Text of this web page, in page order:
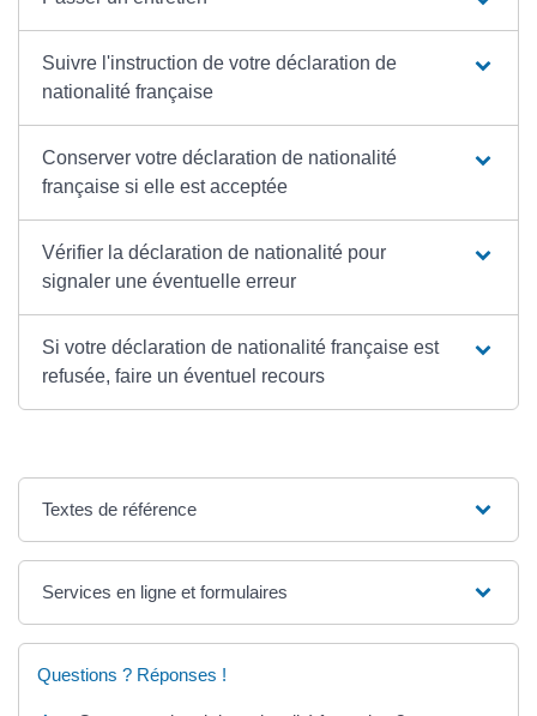
Suivre l'instruction de votre déclaration de
nationalité française
Conserver votre déclaration de nationalité
française si elle est acceptée
Vérifier la déclaration de nationalité pour
signaler une éventuelle erreur
Si votre déclaration de nationalité française est
refusée, faire un éventuel recours
Textes de référence
Services en ligne et formulaires
Questions ? Réponses !